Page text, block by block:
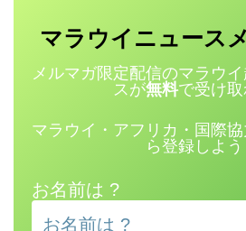
マラウイニュース
メルマガ限定配信のマラウ
スが無料で受け
マラウイ・アフリカ・国際
ら登録しよう
お名前は ?